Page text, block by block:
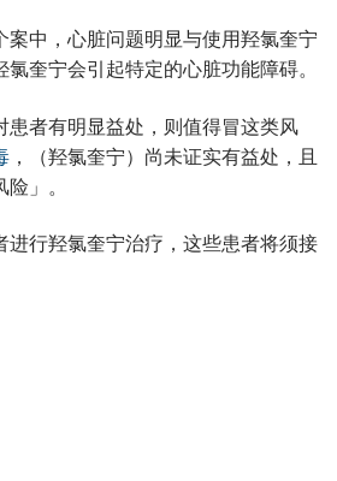
案中，心脏问题明显与使用羟氯奎宁
奎宁会引起特定的心脏功能障碍。
患者有明显益处，则值得冒这类风
，（羟氯奎宁）尚未证实有益处，且
」。
进行羟氯奎宁治疗，这些患者将须接